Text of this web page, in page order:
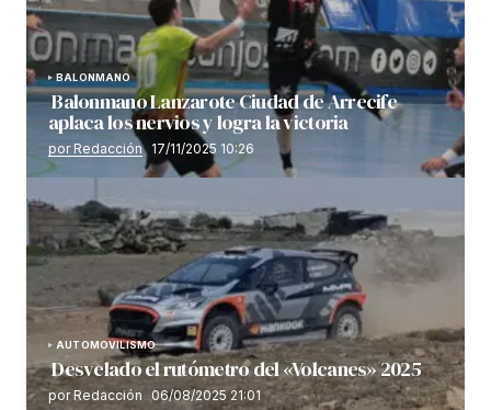
BALONMANO
Balonmano Lanzarote Ciudad de Arrecife
aplaca los nervios y logra la victoria
por Redacción 17/11/2025 10:26
AUTOMOVILISMO
Desvelado el rutómetro del «Volcanes» 2025
por Redacción 06/08/2025 21:01